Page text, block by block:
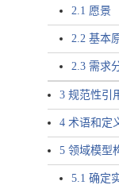
2.1 愿景
2.2 基本
2.3 需求
3 规范性引
4 术语和定
5 领域模型
5.1 确定